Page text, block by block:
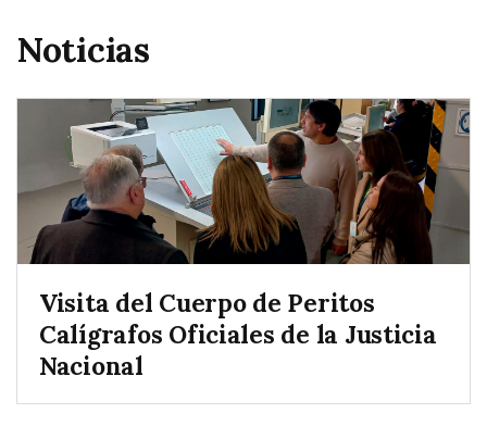
Noticias
Visita del Cuerpo de Peritos
Calígrafos Oficiales de la Justicia
Nacional